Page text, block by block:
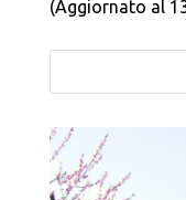
(Aggiornato al